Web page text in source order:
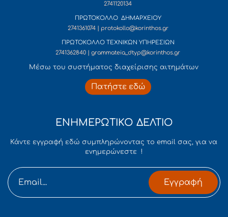
2741120134
ΠΡΩΤΟΚΟΛΛΟ ΔΗΜΑΡΧΕΙΟΥ
2741361074 | protokollo@korinthos.gr
ΠΡΩΤΟΚΟΛΛΟ ΤΕΧΝΙΚΩΝ ΥΠΗΡΕΣΙΩΝ
2741362840 | grammateia_dtyp@korinthos.gr
Mέσω του συστήματος διαχείρισης αιτημάτων
Πατήστε εδώ
ΕΝΗΜΕΡΩΤΙΚΟ ΔΕΛΤΙΟ
Κάντε εγγραφή εδώ συμπληρώνοντας το email σας, για να
ενημερώνεστε !
Εγγραφή